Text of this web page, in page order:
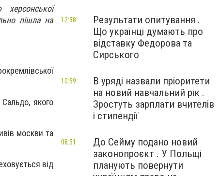
пішла на
якого
москви та
від
Результати опитування .
Що українці думають про
відставку Федорова та
Сирського
12:38
В уряді назвали пріоритети
на новий навчальний рік .
Зростуть зарплати вчителів
і стипендії
10:59
До Сейму подано новий
законопроєкт . У Польщі
планують повернути
08:51